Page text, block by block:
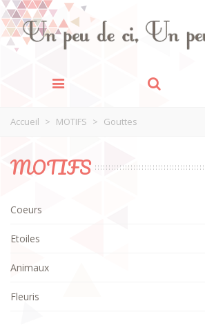
Accueil > MOTIFS > Gouttes
MOTIFS
Coeurs
Etoiles
Animaux
Fleuris